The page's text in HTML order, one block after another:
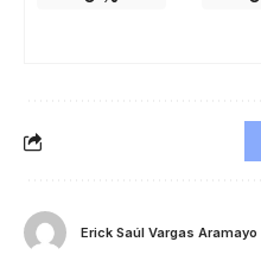
Erick Saúl Vargas Aramayo